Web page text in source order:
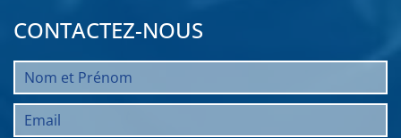
CONTACTEZ-NOUS